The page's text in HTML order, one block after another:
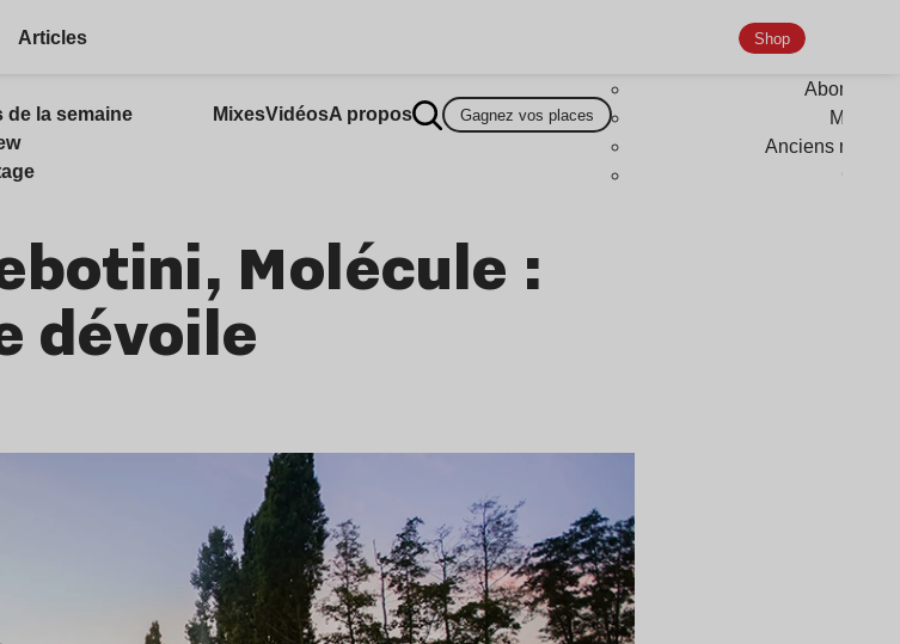
Articles
de la semaine
MixesVidéosA propos Gagnez vos places
Shop
Anciens
Molécule :
dévoile